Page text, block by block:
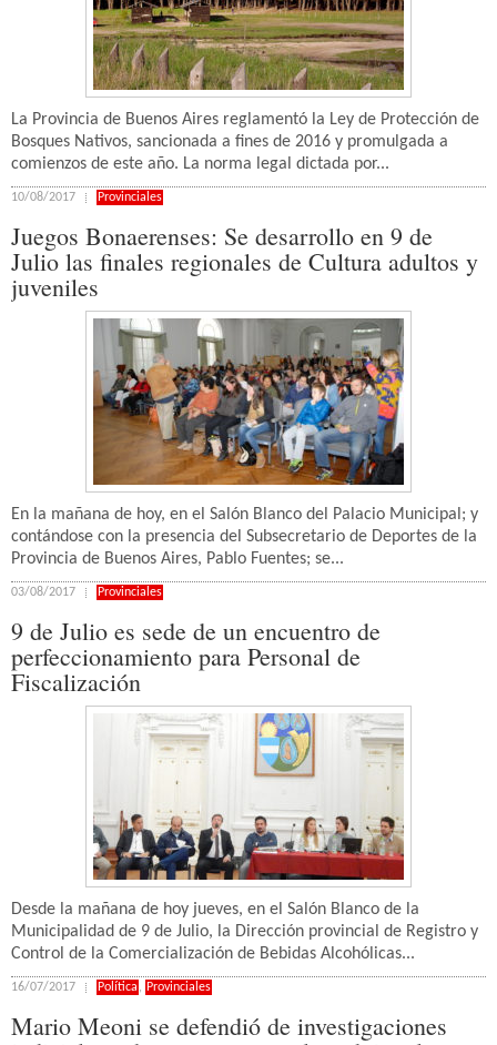
La Provincia de Buenos Aires reglamentó la Ley de Protección de
Bosques Nativos, sancionada a fines de 2016 y promulgada a
comienzos de este año. La norma legal dictada por...
10/08/2017 Provinciales
Juegos Bonaerenses: Se desarrollo en 9 de
Julio las finales regionales de Cultura adultos y
juveniles
En la mañana de hoy, en el Salón Blanco del Palacio Municipal; y
contándose con la presencia del Subsecretario de Deportes de la
Provincia de Buenos Aires, Pablo Fuentes; se...
03/08/2017 Provinciales
9 de Julio es sede de un encuentro de
perfeccionamiento para Personal de
Fiscalización
Desde la mañana de hoy jueves, en el Salón Blanco de la
Municipalidad de 9 de Julio, la Dirección provincial de Registro y
Control de la Comercialización de Bebidas Alcohólicas...
16/07/2017 Política , Provinciales
Mario Meoni se defendió de investigaciones